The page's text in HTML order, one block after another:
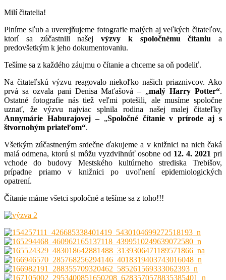
Milí čitatelia!
Plníme sľub a uverejňujeme fotografie malých aj veľkých čitateľov,
ktorí sa zúčastnili našej výzvy k spoločnému čítaniu a
predovšetkým k jeho dokumentovaniu.
Tešíme sa z každého záujmu o čítanie a chceme sa oň podeliť.
Na čitateľskú výzvu reagovalo niekoľko našich priaznivcov. Ako
prvá sa ozvala pani Denisa Maťašová – „malý Harry Potter“.
Ostatné fotografie nás tiež veľmi potešili, ale musíme spoločne
uznať, že výzvu najviac splnila rodina našej malej čitateľky
Annymárie Haburajovej – „Spoločné čítanie v prírode aj s
štvornohým priateľom“.
Všetkým zúčastneným srdečne ďakujeme a v knižnici na nich čaká
malá odmena, ktorú si môžu vyzdvihnúť osobne od 12. 4. 2021 pri
vchode do budovy Mestského kultúrneho strediska Trebišov,
prípadne priamo v knižnici po uvoľnení epidemiologických
opatrení.
Čítanie máme všetci spoločné a tešíme sa z toho!!!